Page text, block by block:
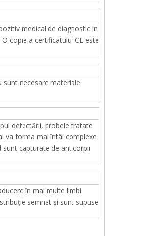
medical de diagnostic in
copie a certificatului CE este
sunt necesare materiale
detectării, probele tratate
va forma mai întâi complexe
sunt capturate de anticorpii
în mai multe limbi
semnat și sunt supuse